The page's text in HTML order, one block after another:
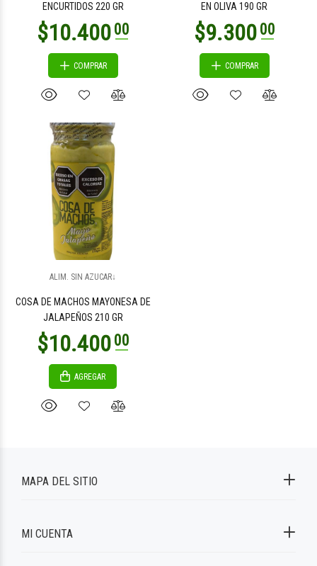
ENCURTIDOS 220 GR
COMPRAR
EN OLIVA 190 GR
COMPRAR
ALIM. SIN AZUCAR↓
COSA DE MACHOS MAYONESA DE
JALAPEÑOS 210 GR
AGREGAR
MAPA DEL SITIO
MI CUENTA